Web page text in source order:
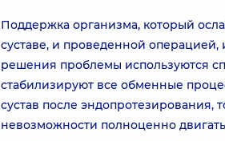
Поддержка организма, который
суставе, и проведенной
решения проблемы используются
стабилизируют все обменные
сустав после эндопротезирования,
невозможности полноценно